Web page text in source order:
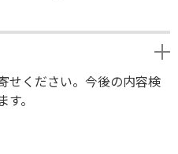
せください。今後の内容検
。